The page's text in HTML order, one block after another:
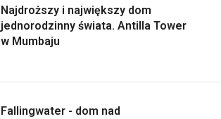
Najdroższy i największy dom
jednorodzinny świata. Antilla Tower
w Mumbaju
Fallingwater - dom nad